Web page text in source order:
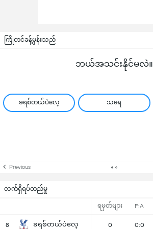
ကြိုတင်ခန့်မှန်းသည်
ဘယ်အသင်းနိုင်မလဲ။
ခရစ်တယ်ပဲလေ့ သရေ
Previous
လက်ရှိရပ်တည်မှု
ရမှတ်များ F:A
8 ခရစ်တယ်ပဲလေ့ 0 0:0